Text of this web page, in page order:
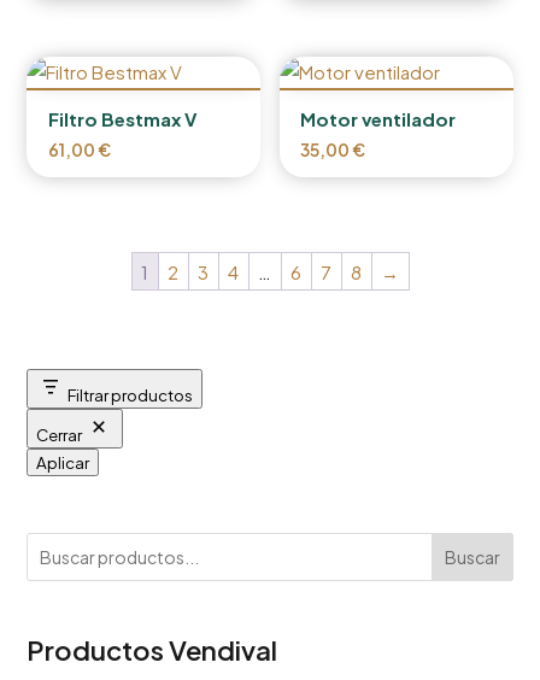
Filtro Bestmax V
61,00€
Motor ventilador
35,00€
1 2 3 4 6 7 8 →
Filtrar productos
Cerrar
Aplicar
Buscar
Productos Vendival